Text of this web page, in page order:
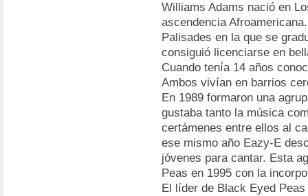
Williams Adams nació en
ascendencia
Palisades en la que se
consiguió licenciarse en
Cuando tenía 14 años
Ambos vivían en barrios
En 1989 formaron una
gustaba tanto la música
certámenes entre ellos al
ese mismo año Eazy-E
jóvenes para cantar. Esta
Peas en 1995 con la
El líder de Black Eyed